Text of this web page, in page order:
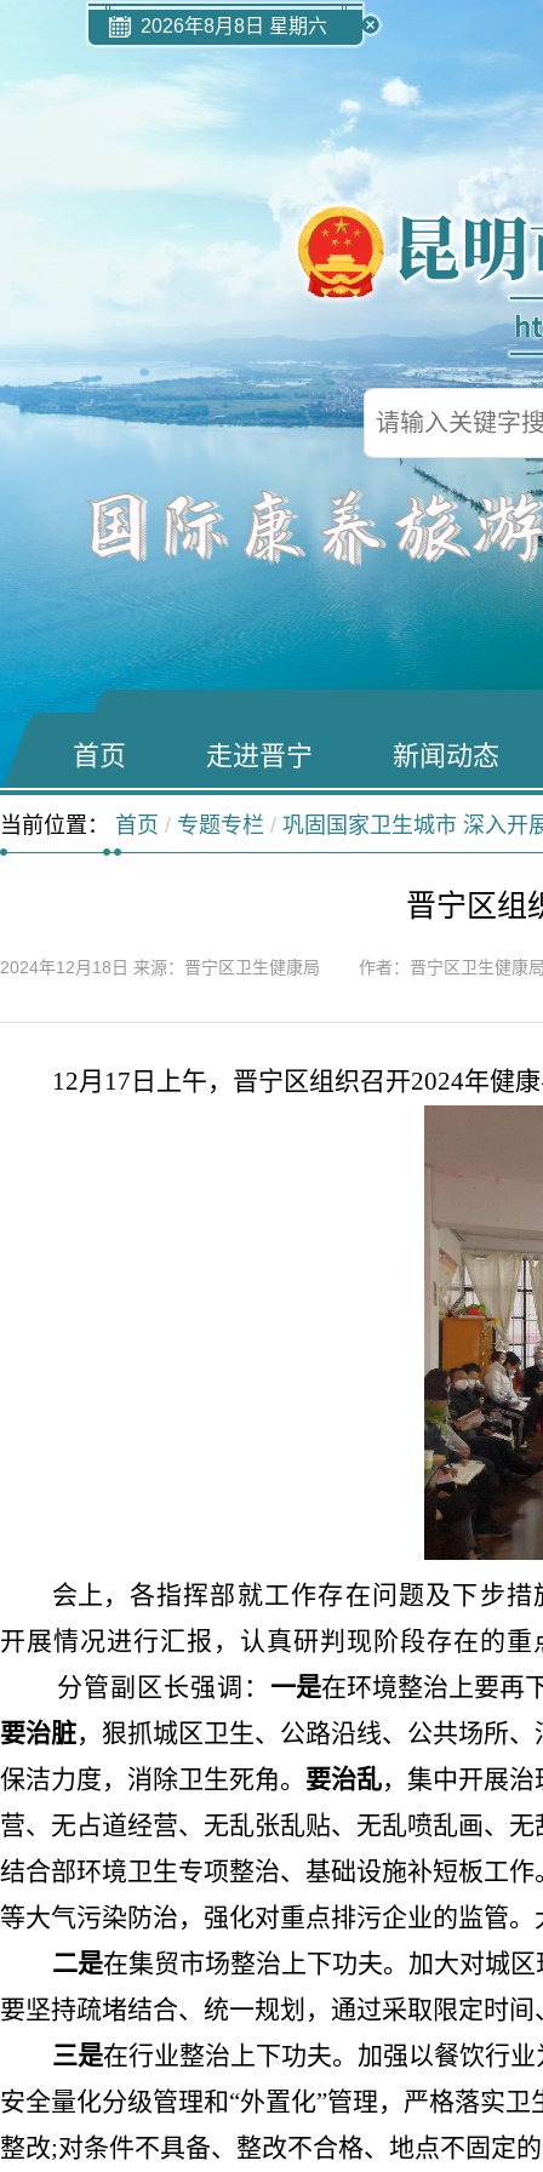
2026年8月8日 星期六
首页 走进晋宁 新闻动态
当前位置： 首页 / 专题专栏 / 巩固国家卫生城市 深入开
晋宁区组
2024年12月18日 来源：晋宁区卫生健康局 作者：晋宁区卫生健康
12月17日上午，晋宁区组织召开2024年健
会上， 各指挥部就工作存在问题及下步
开展情况进行汇报，认真研判现阶段存在的
分管副区长强调： 一是在环境整治上要再
要治脏，狠抓城区卫生、公路沿线、公共场所
保洁力度，消除卫生死角。 要治乱，集中开展
营、无占道经营、无乱张乱贴、无乱喷乱画、
结合部环境卫生专项整治、基础设施补短板工作
等大气污染防治，强化对重点排污企业的监管
二是在集贸市场整治上下功夫。加大对城
要坚持疏堵结合、统一规划，通过采取限定时
三是在行业整治上下功夫。加强以餐饮行业
安全量化分级管理和“外置化”管理，严格落实
整改;对条件不具备、整改不合格、地点不固定